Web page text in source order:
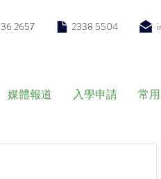
2657 2338 5504
媒體報道 入學申請 常